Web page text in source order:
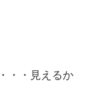
・・見えるか